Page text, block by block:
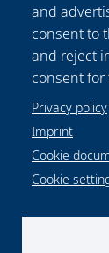
and
consent to
and reject
consent
Privacy policy
Imprint
Cookie
Cookie